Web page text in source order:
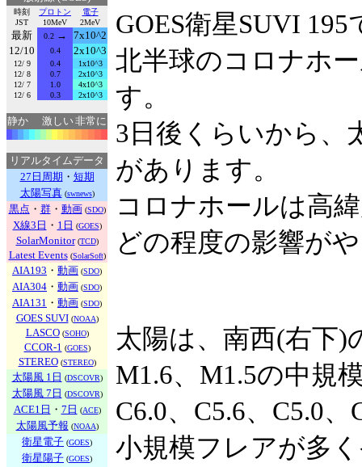
時刻
JST
プロトン
10MeV
電子
2MeV
最新 0.2→
7x10^2
12/10
0.4 2x10^3
12/ 9 0.4
1x10^3
12/ 8
0.7
2x10^3
12/ 7
1.0
4x10^3
12/ 6
0.3 2x10^3
静か 激しい非常に
リアルタイムデータ
27日周期 ・ 短期
太陽写真(swnews)
黒点 ・ 群・ 動画 (SDO)
X線3日 ・ 1日 (GOES)
SolarMonitor(TCD)
Latest Events(SolarSoft)
AIA193 ・ 動画 (SDO)
AIA304 ・ 動画 (SDO)
AIA131 ・ 動画 (SDO)
GOES SUVI (NOAA)
LASCO(SOHO)
CCOR-1 (GOES)
STEREO(STEREO)
太陽風 1日 (DSCOVR)
太陽風 7日 (DSCOVR)
ACE1日 ・ 7日 (ACE)
太陽風予報 (NOAA)
衛星電子 (GOES)
衛星陽子 (GOES)
GOES衛星SUVI 195
北半球のコロナホ
す。
3日後くらいから、
があります。
コロナホールは高
どの程度の影響が
太陽は、南西(右下)
M1.6、M1.5の中規
C6.0、C5.6、C5.0
小規模フレアが多